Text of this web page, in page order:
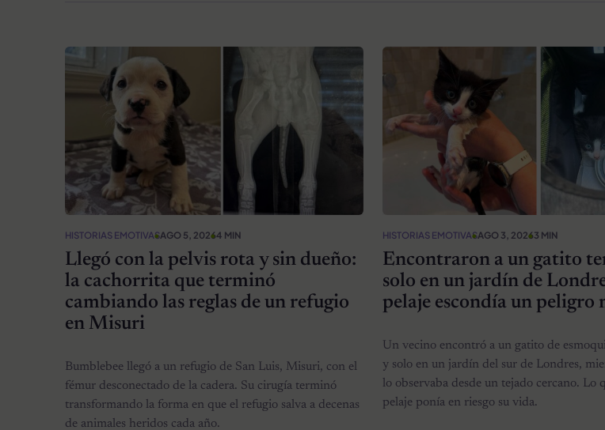
HISTORIAS EMOTIVASAGO 5, 20264 MIN
Llegó con la pelvis rota y sin dueño:
la cachorrita que terminó
cambiando las reglas de un refugio
en Misuri
Bumblebee llegó a un refugio de San Luis, Misuri, con el
fémur desconectado de la cadera. Su cirugía terminó
transformando la forma en que el refugio salva a decenas
de animales heridos cada año.
HISTORIAS EMOTIVASAGO 3, 20263 MIN
Encontraron a un gatito
solo en un jardín de
pelaje escondía un peligro
Un vecino encontró a un gatito de
y solo en un jardín del sur de Londres,
lo observaba desde un tejado cercano. Lo
pelaje ponía en riesgo su vida.